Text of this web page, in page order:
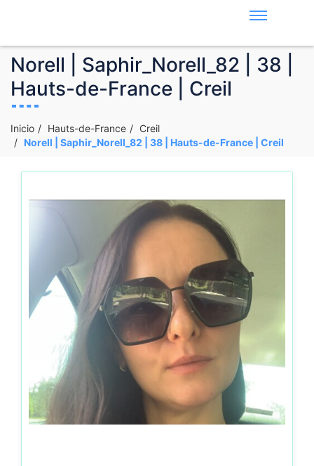
Norell | Saphir_Norell_82 | 38 |
Hauts-de-France | Creil
Inicio Hauts-de-France
Creil
Norell | Saphir_Norell_82 | 38 | Hauts-de-France | Creil